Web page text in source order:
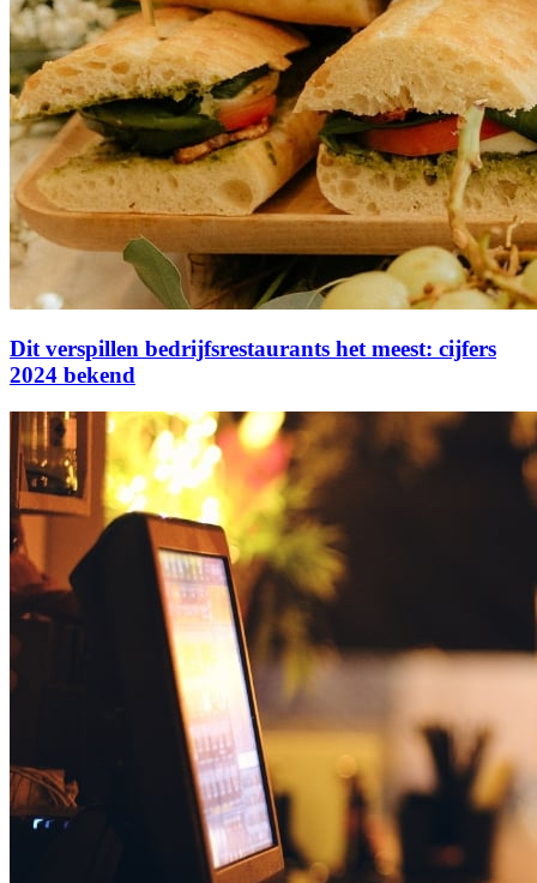
Dit verspillen bedrijfsrestaurants het meest: cijfers
2024 bekend